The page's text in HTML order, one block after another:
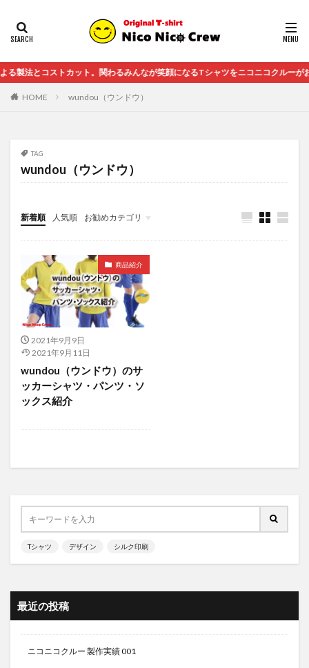
とコストカット。関わるみんなが笑顔になるTシャツをニコニコクルーがお届け
HOME wundou（ウンドウ）
TAG
wundou（ウンドウ）
新着順 人気順 お勧めカテゴリ
未分類
商品紹介
2021年9月9日
2021年9月11日
wundou（ウンドウ）のサ
ッカーシャツ・パンツ・ソ
ックス紹介
Tシャツ デザイン シルク印刷
最近の投稿
ニコニコクルー 製作実績 001